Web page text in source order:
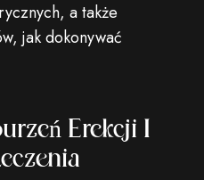
a także
jak dokonywać
Erekcji I